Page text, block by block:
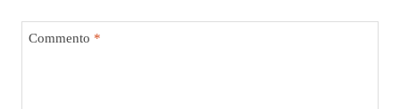
Commento *